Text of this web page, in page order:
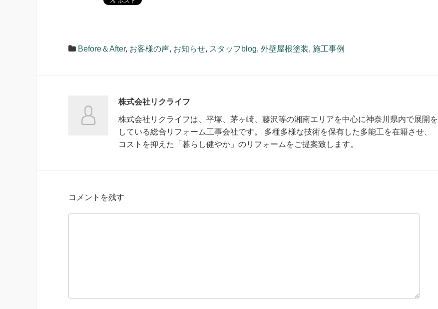
Before＆After, お客様の声, お知らせ, スタッフblog, 外壁屋根塗装, 施工事例
株式会社リクライフ
株式会社リクライフは、平塚、茅ヶ崎、藤沢等の湘南エリアを中心に神奈川県内で展開を
している総合リフォーム工事会社です。 多種多様な技術を保有した多能工を在籍させ、
コストを抑えた「暮らし健やか」のリフォームをご提案致します。
コメントを残す